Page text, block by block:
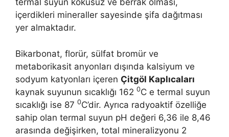
termal suyun kokusuz ve berrak olması,
içerdikleri mineraller sayesinde şifa dağıtması
yer almaktadır.
Bikarbonat, florür, sülfat bromür ve
metaborikasit anyonları dışında kalsiyum ve
sodyum katyonları içeren Çitgöl Kaplıcaları
kaynak suyunun sıcaklığı 162 0C e termal suyun
sıcaklığı ise 87 0C’dir. Ayrıca radyoaktif özelliğe
sahip olan termal suyun pH değeri 6,36 ile 8,46
arasında değişirken, total mineralizyonu 2